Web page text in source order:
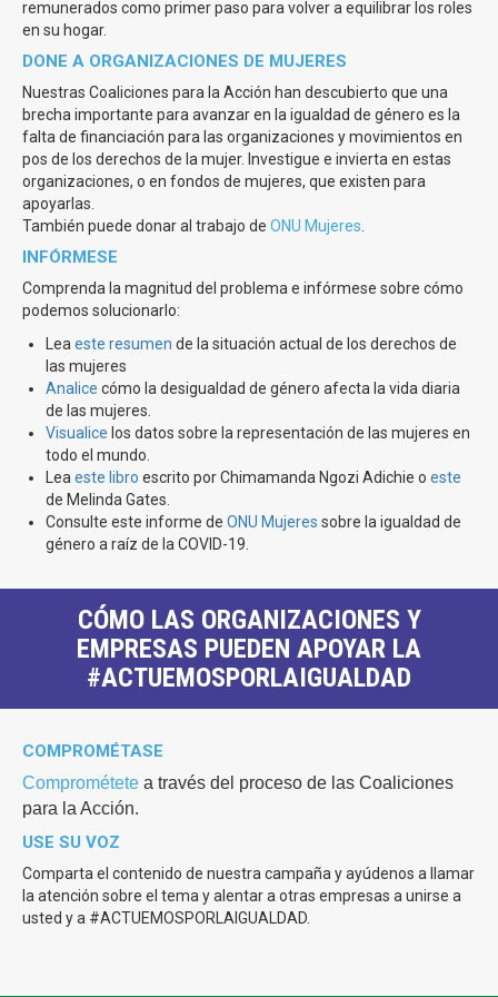
remunerados como primer paso para volver a equilibrar los roles
en su hogar.
DONE A ORGANIZACIONES DE MUJERES
Nuestras Coaliciones para la Acción han descubierto que una
brecha importante para avanzar en la igualdad de género es la
falta de financiación para las organizaciones y movimientos en
pos de los derechos de la mujer. Investigue e invierta en estas
organizaciones, o en fondos de mujeres, que existen para
apoyarlas.
También puede donar al trabajo de ONU Mujeres
INFÓRMESE
Comprenda la magnitud del problema e infórmese sobre cómo
podemos solucionarlo:
Lea este resumen de la situación actual de los derechos de
las mujeres
Analice cómo la desigualdad de género afecta la vida diaria
de las mujeres.
Visualice los datos sobre la representación de las mujeres en
todo el mundo.
Lea este libro escrito por Chimamanda Ngozi Adichie o este
de Melinda Gates.
Consulte este informe de ONU Mujeres sobre la igualdad de
género a raíz de la COVID-19.
CÓMO LAS ORGANIZACIONES Y
EMPRESAS PUEDEN APOYAR LA
#ACTUEMOSPORLAIGUALDAD
COMPROMÉTASE
Comprométete a través del proceso de las Coaliciones
para la Acción.
USE SU VOZ
Comparta el contenido de nuestra campaña y ayúdenos a llamar
la atención sobre el tema y alentar a otras empresas a unirse a
usted y a #ACTUEMOSPORLAIGUALDAD.